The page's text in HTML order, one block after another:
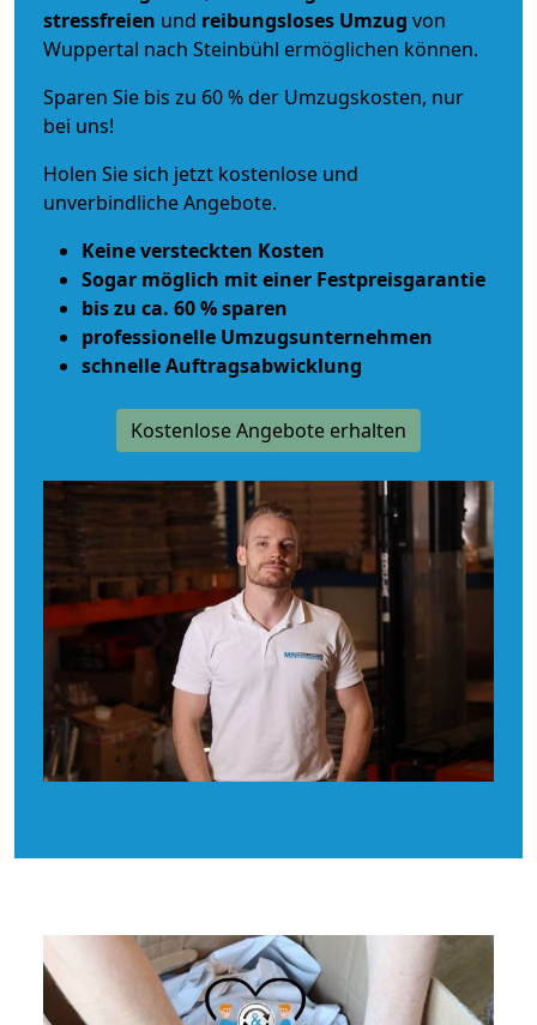
stressfreien und reibungsloses Umzug von
Wuppertal nach Steinbühl ermöglichen können.
Sparen Sie bis zu 60 % der Umzugskosten, nur
bei uns!
Holen Sie sich jetzt kostenlose und
unverbindliche Angebote.
Keine versteckten Kosten
Sogar möglich mit einer Festpreisgarantie
bis zu ca. 60 % sparen
professionelle Umzugsunternehmen
schnelle Auftragsabwicklung
Kostenlose Angebote erhalten